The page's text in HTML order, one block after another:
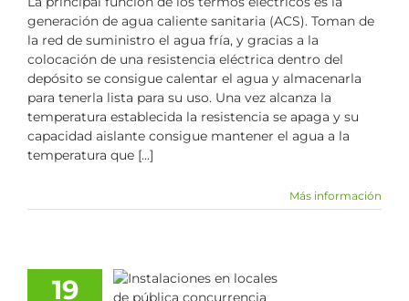
generación de agua caliente sanitaria (ACS). Toman de
la red de suministro el agua fría, y gracias a la
colocación de una resistencia eléctrica dentro del
depósito se consigue calentar el agua y almacenarla
para tenerla lista para su uso. Una vez alcanza la
temperatura establecida la resistencia se apaga y su
capacidad aislante consigue mantener el agua a la
temperatura que [...]
Más información
19
de los
de pública